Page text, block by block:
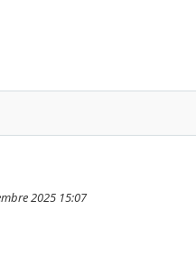
2025 15:07